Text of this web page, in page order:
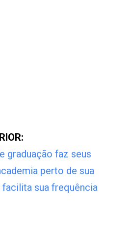
graduação faz seus
perto de sua
facilita sua frequência